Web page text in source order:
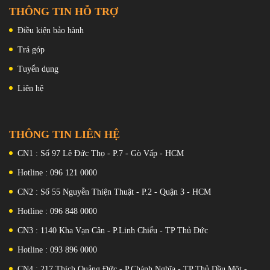
Mặt trước sẽ được trang bị Camera TrueDepth 12 MP có hỗ trợ
Face ID giúp thiết bị có khả năng nhận diện chính xác chủ sở hữu,
THÔNG TIN HỖ TRỢ
Điều kiện bảo hành
Trả góp
Tuyển dụng
Liên hệ
THÔNG TIN LIÊN HỆ
CN1 : Số 97 Lê Đức Thọ - P.7 - Gò Vấp - HCM
Hotline : 096 121 0000
CN2 : Số 55 Nguyễn Thiện Thuật - P.2 - Quận 3 - HCM
Hotline : 096 848 0000
CN3 : 1140 Kha Vạn Cân - P.Linh Chiểu - TP Thủ Đức
Hotline : 093 896 0000